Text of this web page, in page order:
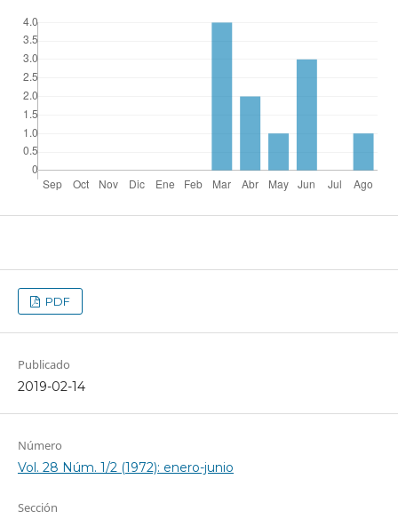
PDF
Publicado
2019-02-14
Número
Vol. 28 Núm. 1/2 (1972): enero-junio
Sección